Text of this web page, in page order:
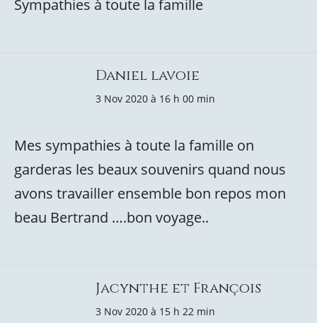
Sympathies à toute la famille
Daniel lavoie
3 Nov 2020 à 16 h 00 min
Mes sympathies à toute la famille on
garderas les beaux souvenirs quand nous
avons travailler ensemble bon repos mon
beau Bertrand ….bon voyage..
Jacynthe et François
3 Nov 2020 à 15 h 22 min